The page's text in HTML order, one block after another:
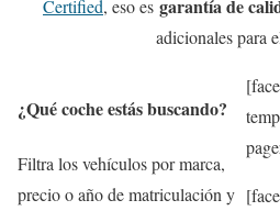
Certified, eso es garantía de
adicionales para
¿Qué coche estás buscando?
Filtra los vehículos por marca,
precio o año de matriculación y